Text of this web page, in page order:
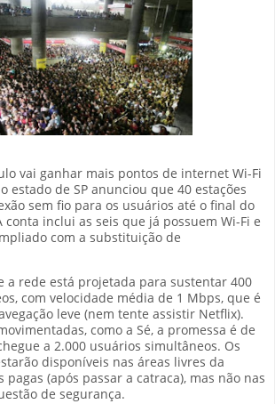
vai ganhar mais pontos de internet Wi-Fi
estado de SP anunciou que 40 estações
sem fio para os usuários até o final do
conta inclui as seis que já possuem Wi-Fi e
com a substituição de
a rede está projetada para sustentar 400
com velocidade média de 1 Mbps, que é
leve (nem tente assistir Netflix).
como a Sé, a promessa é de
a 2.000 usuários simultâneos. Os
disponíveis nas áreas livres da
pagas (após passar a catraca), mas não nas
de segurança.